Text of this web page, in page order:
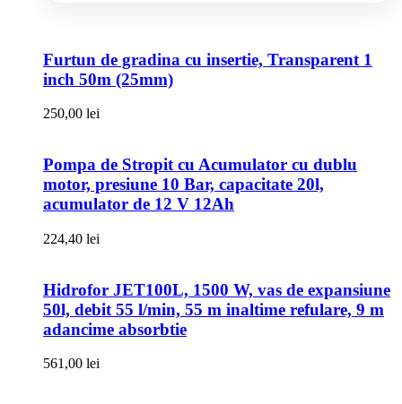
Furtun de gradina cu insertie, Transparent 1
inch 50m (25mm)
250,00 lei
Pompa de Stropit cu Acumulator cu dublu
motor, presiune 10 Bar, capacitate 20l,
acumulator de 12 V 12Ah
224,40 lei
Hidrofor JET100L, 1500 W, vas de expansiune
50l, debit 55 l/min, 55 m inaltime refulare, 9 m
adancime absorbtie
561,00 lei